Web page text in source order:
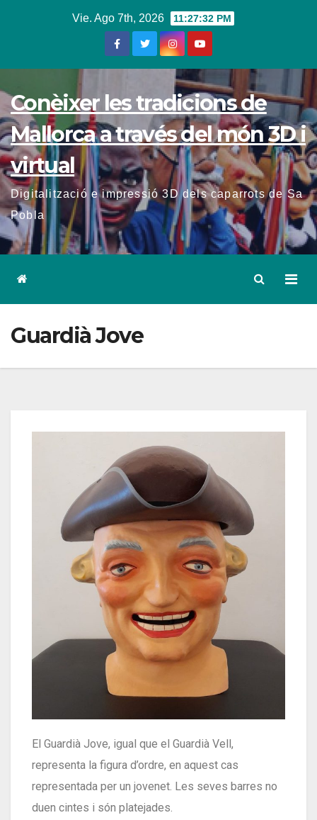
Vie. Ago 7th, 2026 11:27:33 PM
Conèixer les tradicions de
Mallorca a través del món 3D i
virtual
Digitalització e impressió 3D dels caparrots de Sa
Pobla
Guardià Jove
El Guardià Jove, igual que el Guardià Vell,
representa la figura d’ordre, en aquest cas
representada per un jovenet. Les seves barres no
duen cintes i són platejades.